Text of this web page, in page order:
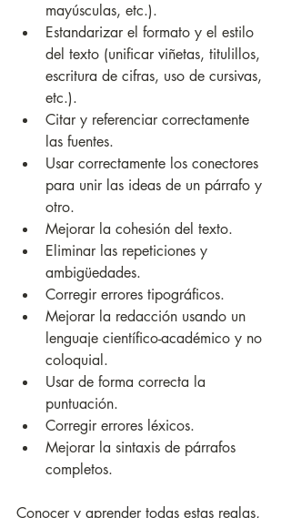
mayúsculas, etc.).
Estandarizar el formato y el estilo
del texto (unificar viñetas, titulillos,
escritura de cifras, uso de cursivas,
etc.).
Citar y referenciar correctamente
las fuentes.
Usar correctamente los conectores
para unir las ideas de un párrafo y
otro.
Mejorar la cohesión del texto.
Eliminar las repeticiones y
ambigüedades.
Corregir errores tipográficos.
Mejorar la redacción usando un
lenguaje científico-académico y no
coloquial.
Usar de forma correcta la
puntuación.
Corregir errores léxicos.
Mejorar la sintaxis de párrafos
completos.
Conocer y aprender todas estas reglas,